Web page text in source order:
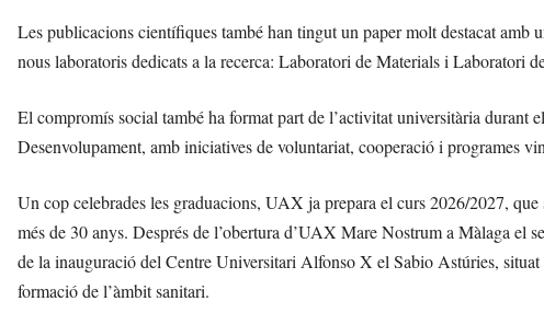
Les publicacions científiques també han tingut un paper molt destacat
nous laboratoris dedicats a la recerca: Laboratori de Materials i Laboratori
El compromís social també ha format part de l’activitat universitària durant
Desenvolupament, amb iniciatives de voluntariat, cooperació i programes
Un cop celebrades les graduacions, UAX ja prepara el curs 2026/2027,
més de 30 anys. Després de l’obertura d’UAX Mare Nostrum a Màlaga el
de la inauguració del Centre Universitari Alfonso X el Sabio Astúries,
formació de l’àmbit sanitari.